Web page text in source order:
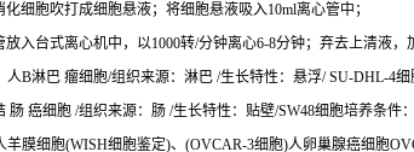
细胞吹打成细胞悬液；将细胞悬液吸入10ml离心管中；
入台式离心机中，以1000转/分钟离心6-8分钟；弃去上清液，
人B淋巴 瘤细胞/组织来源：淋巴 /生长特性：悬浮/ SU-DHL-4细
肠 癌细胞 /组织来源：肠 /生长特性：贴壁/SW48细胞培养条件
羊膜细胞(WISH细胞鉴定)、(OVCAR-3细胞)人卵巢腺癌细胞